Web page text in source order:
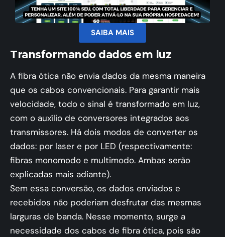
SAIBA MAIS
Transformando dados em luz
A fibra ótica não envia dados da mesma maneira
que os cabos convencionais. Para garantir mais
velocidade, todo o sinal é transformado em luz,
com o auxílio de conversores integrados aos
transmissores. Há dois modos de converter os
dados: por laser e por LED (respectivamente:
fibras monomodo e multimodo. Ambas serão
explicadas mais adiante).
Sem essa conversão, os dados enviados e
recebidos não poderiam desfrutar das mesmas
larguras de banda. Nesse momento, surge a
necessidade dos cabos de fibra ótica, pois são